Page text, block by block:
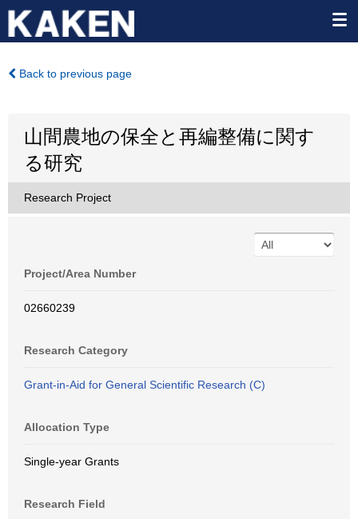
Back to previous page
山間農地の保全と再編整備に関す
る研究
Research Project
Project/Area Number
02660239
Research Category
Grant-in-Aid for General Scientific Research (C)
Allocation Type
Single-year Grants
Research Field